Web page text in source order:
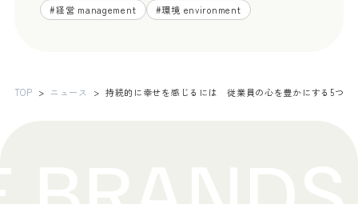
#経営 management #環境 environment
TOP ニュース 持続的に幸せを感じるには 従業員の心を豊かにする5つの